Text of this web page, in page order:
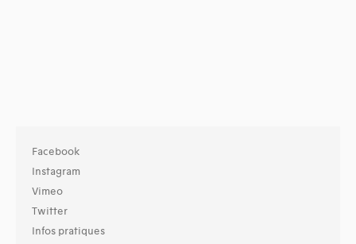
Facebook
Instagram
Vimeo
Twitter
Infos pratiques